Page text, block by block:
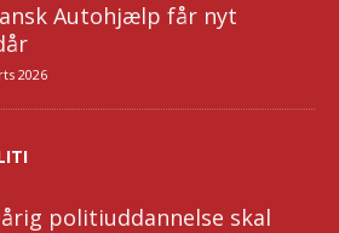
Autohjælp får nyt
2026
politiuddannelse skal